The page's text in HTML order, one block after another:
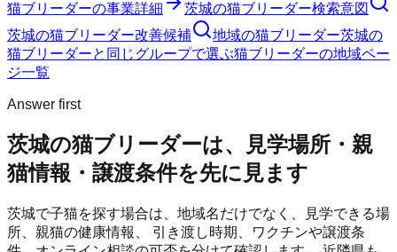
猫ブリーダーの事業詳細
茨城の猫ブリーダー検索意図
茨城の猫ブリーダー改善候補
地域の猫ブリーダー茨城の
猫ブリーダーと同じグループで選ぶ猫ブリーダーの地域ペー
ジ一覧
Answer first
茨城の猫ブリーダーは、見学場所・親
猫情報・譲渡条件を先に見ます
茨城で子猫を探す場合は、地域名だけでなく、見学できる場
所、親猫の健康情報、 引き渡し時期、ワクチンや譲渡条